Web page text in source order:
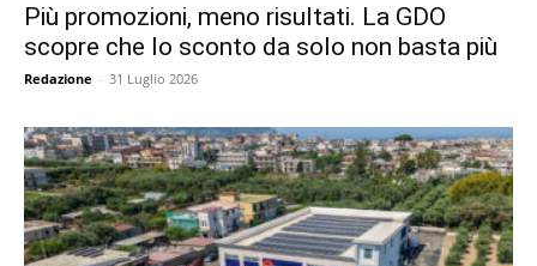
Più promozioni, meno risultati. La GDO
scopre che lo sconto da solo non basta più
Redazione - 31 Luglio 2026